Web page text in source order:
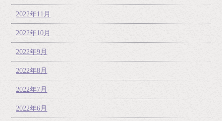
2022年11月
2022年10月
2022年9月
2022年8月
2022年7月
2022年6月